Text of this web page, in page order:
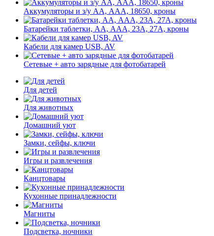
Аккумуляторы и з/у АА, ААА, 18650, кроны
Батарейки таблетки, АА, ААА, 23А, 27А, кроны
Кабели для камер USB, AV
Сетевые + авто зарядные для фотобатарей
Для детей
Для животных
Домашний уют
Замки, сейфы, ключи
Игры и развлечения
Канцтовары
Кухонные принадлежности
Магниты
Подсветка, ночники